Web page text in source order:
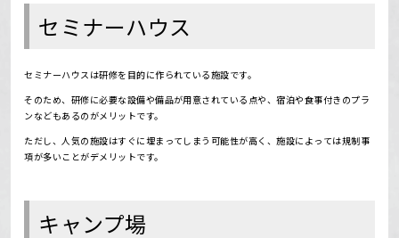
セミナーハウス
セミナーハウスは研修を目的に作られている施設です。
そのため、研修に必要な設備や備品が用意されている点や、宿泊や食事付きのプラ
ンなどもあるのがメリットです。
ただし、人気の施設はすぐに埋まってしまう可能性が高く、施設によっては規制事
項が多いことがデメリットです。
キャンプ場